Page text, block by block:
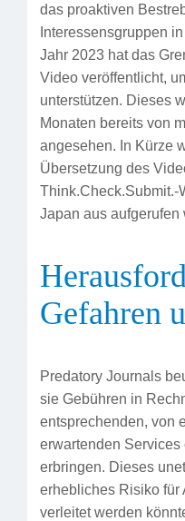
das proaktiven
Interessensgruppen
Jahr 2023 hat das
Video veröffentlicht,
unterstützen. Dieses
Monaten bereits von
angesehen. In Kürze
Übersetzung des
Think.Check.Submit.-
Japan aus aufgerufen
Gefahren
Predatory Journals
sie Gebühren in
entsprechenden, von
erwartenden
erbringen. Dieses
erhebliches Risiko für
verleitet werden